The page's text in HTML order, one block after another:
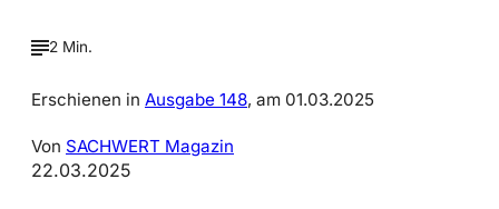
2 Min.
Erschienen in Ausgabe 148, am 01.03.2025
Von SACHWERT Magazin
22.03.2025